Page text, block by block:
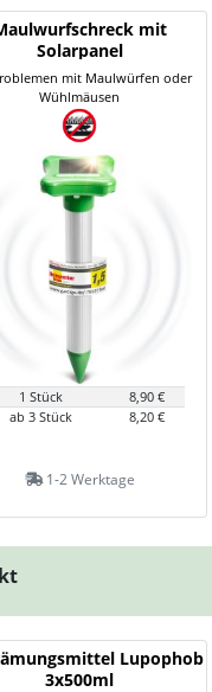
mit
Solarpanel
mit Maulwürfen oder
Wühlmäusen
1 Stück
8,90 €
ab 3 Stück
8,20 €
1-2 Werktage
Lupophob
3x500ml